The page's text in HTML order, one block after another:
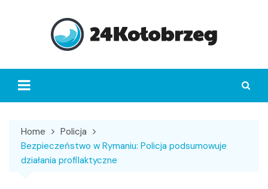
Home
Policja
Bezpieczeństwo w Rymaniu: Policja podsumowuje
działania profilaktyczne